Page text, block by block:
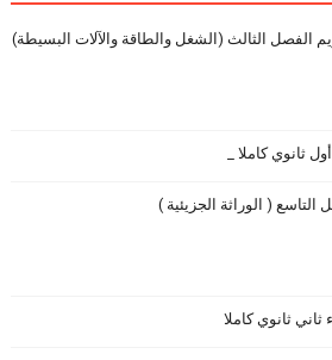
الفصل الثالث (الشغل والطاقة والآلات البسيطة)
( الوراثة الجزيئية )